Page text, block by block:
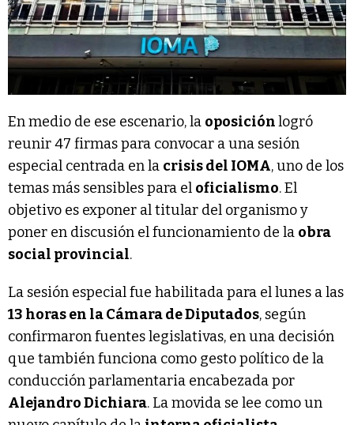
En medio de ese escenario, la oposiciónlogró
reunir 47 firmas para convocar a una sesión
especial centrada en la crisis del IOMA, uno de los
temas más sensibles para el oficialismo. El
objetivo es exponer al titular del organismo y
poner en discusión el funcionamiento de la obra
social provincial.
La sesión especial fue habilitada para el lunes a las
13 horas en la Cámara de Diputados, según
confirmaron fuentes legislativas, en una decisión
que también funciona como gesto político de la
conducción parlamentaria encabezada por
Alejandro Dichiara. La movida se lee como un